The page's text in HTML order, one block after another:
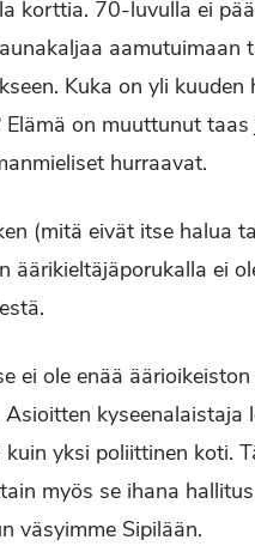
korttia. 70-luvulla ei
aamutuimaan
Kuka on yli kuuden
on muuttunut
hurraavat.
(mitä eivät itse halua
äärikieltäjäporukalla ei
ei ole enää
kyseenalaistaja
yksi poliittinen koti.
myös se ihana
väsyimme Sipilään.